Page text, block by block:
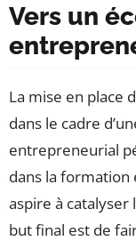
Vers un
La mise en place
dans le cadre
entrepreneurial
dans la formation
aspire à catalyser
but final est de